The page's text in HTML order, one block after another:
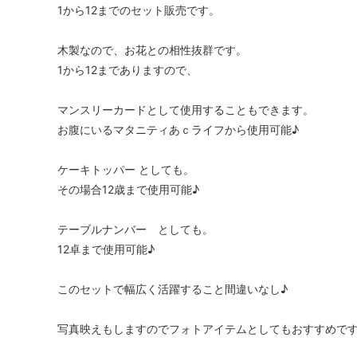
1から12までのセット販売です。
木製なので、お花との相性抜群です。
1から12までありますので、
マンスリーカードとして使用することもできます。
お腹にいるマタニティあｃライフから使用可能♪
ケーキトッパー としても。
その場合12歳まで使用可能♪
テーブルナンバー としても。
12卓まで使用可能♪
このセットで幅広く活躍すること間違いなし♪
写真映えもしますのでフォトアイテムとしてもおすすめで